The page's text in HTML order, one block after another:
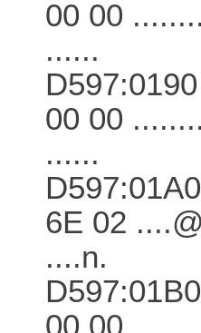
00 00
......
00 00
......
6E 02
....n.
00 00